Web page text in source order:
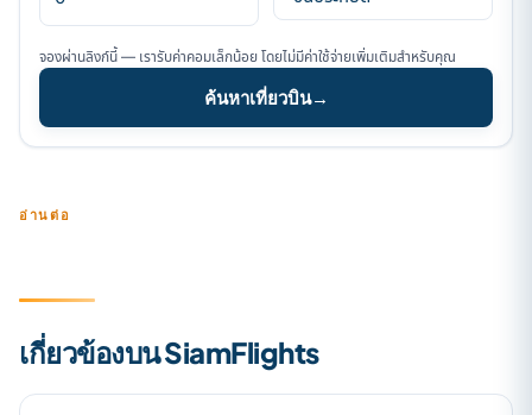
จองผ่านลิงก์นี้ — เรารับค่าคอมเล็กน้อย โดยไม่มีค่าใช้จ่ายเพิ่มเติมสำหรับคุณ
ค้นหาเที่ยวบิน→
อ่านต่อ
เกี่ยวข้องบน SiamFlights